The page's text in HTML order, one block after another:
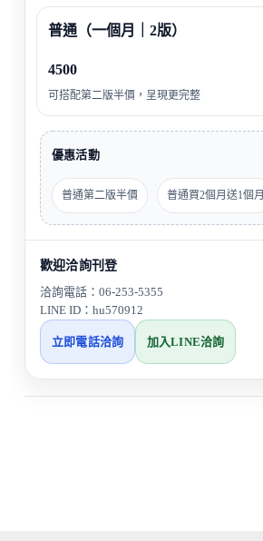
普通（一個月｜2版）
4500
可搭配第二版半價，呈現更完整
優惠活動
普通第二版半價 普通買2個月送1個月
歡迎洽詢刊登
洽詢電話：06-253-5355
LINE ID：hu570912
立即電話洽詢 加入LINE洽詢